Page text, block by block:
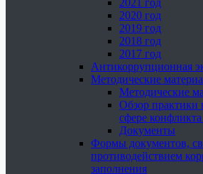
2021 год
2020 год
2019 год
2018 год
2017 год
Антикоррупционная
Методические
Методические
Обзор практики
сфере
Документы
Формы документов,
противодействием
заполнения